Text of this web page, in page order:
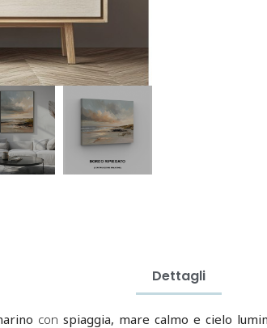
Dettagli
conspiaggia, mare calmo e cielo